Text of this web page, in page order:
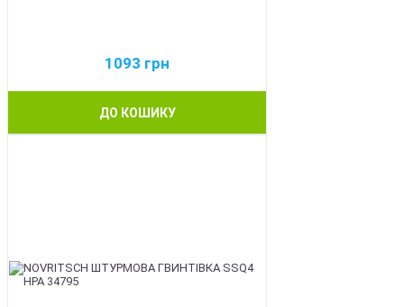
1093 грн
ДО КОШИКУ